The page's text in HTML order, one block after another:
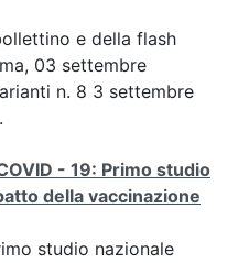
e della flash
03 settembre
n. 8 3 settembre
- 19: Primo studio
della vaccinazione
studio nazionale